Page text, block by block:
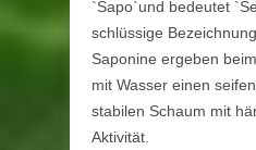
`Sapo`und bedeutet
schlüssige
Saponine ergeben
mit Wasser einen
stabilen Schaum mit
Aktivität.